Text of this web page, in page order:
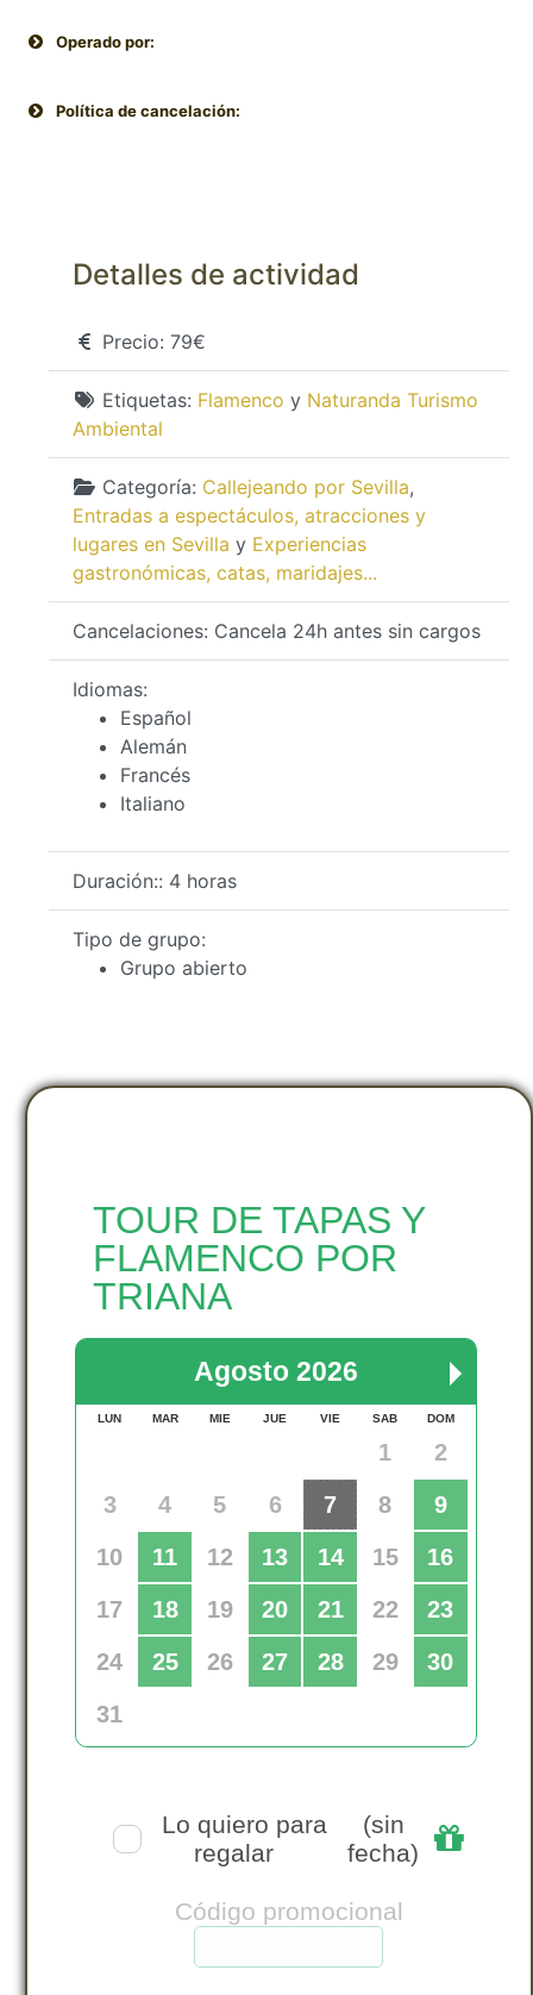
Operado por:
Política de cancelación:
Detalles de actividad
Precio: 79€
Etiquetas: Flamenco y Naturanda Turismo
Ambiental
Categoría: Callejeando por Sevilla,
Entradas a espectáculos, atracciones y
lugares en Sevilla y Experiencias
gastronómicas, catas, maridajes...
Cancelaciones: Cancela 24h antes sin cargos
Idiomas:
Español
Alemán
Francés
Italiano
Duración:: 4 horas
Tipo de grupo:
Grupo abierto